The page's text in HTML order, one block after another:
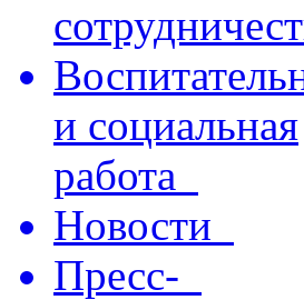
и социальная
работа
Новости
Пресс-